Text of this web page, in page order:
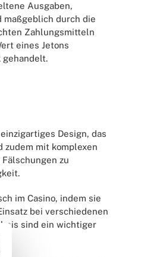
Ausgaben,
maßgeblich durch die
Zahlungsmitteln
eines Jetons
gehandelt.
Design, das
zudem mit komplexen
zu
im Casino, indem sie
bei verschiedenen
sind ein wichtiger